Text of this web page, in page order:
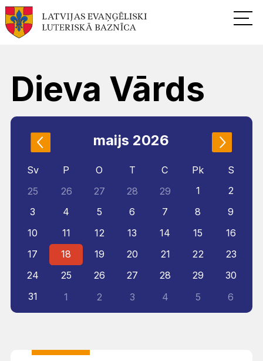
Dieva Vārds
maijs 2026
Sv P O T C Pk
S
25
26 27 28 29 1
2
3
4 5 6 7 8
9
10
11 12 13 14 15
16
17
18 19 20 21 22
23
24
25 26 27 28 29
30
31
1 2 3 4 5 6